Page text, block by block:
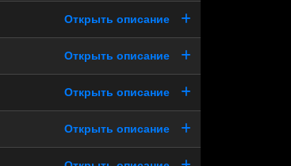
Открыть описание
Открыть описание
Открыть описание
Открыть описание